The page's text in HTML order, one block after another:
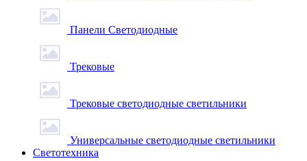
Панели Светодиодные
Трековые
Трековые светодиодные светильники
Универсальные светодиодные светильники
Светотехника